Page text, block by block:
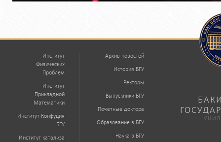
Институт
Физических
Проблем
Институт
Прикладной
Математики
Институт Конфуция
БГУ
Институт катализа
Архив новостей
История БГУ
Ректоры
Выпускники БГУ
Почетные доктора
Образование в БГУ
Наука в БГУ